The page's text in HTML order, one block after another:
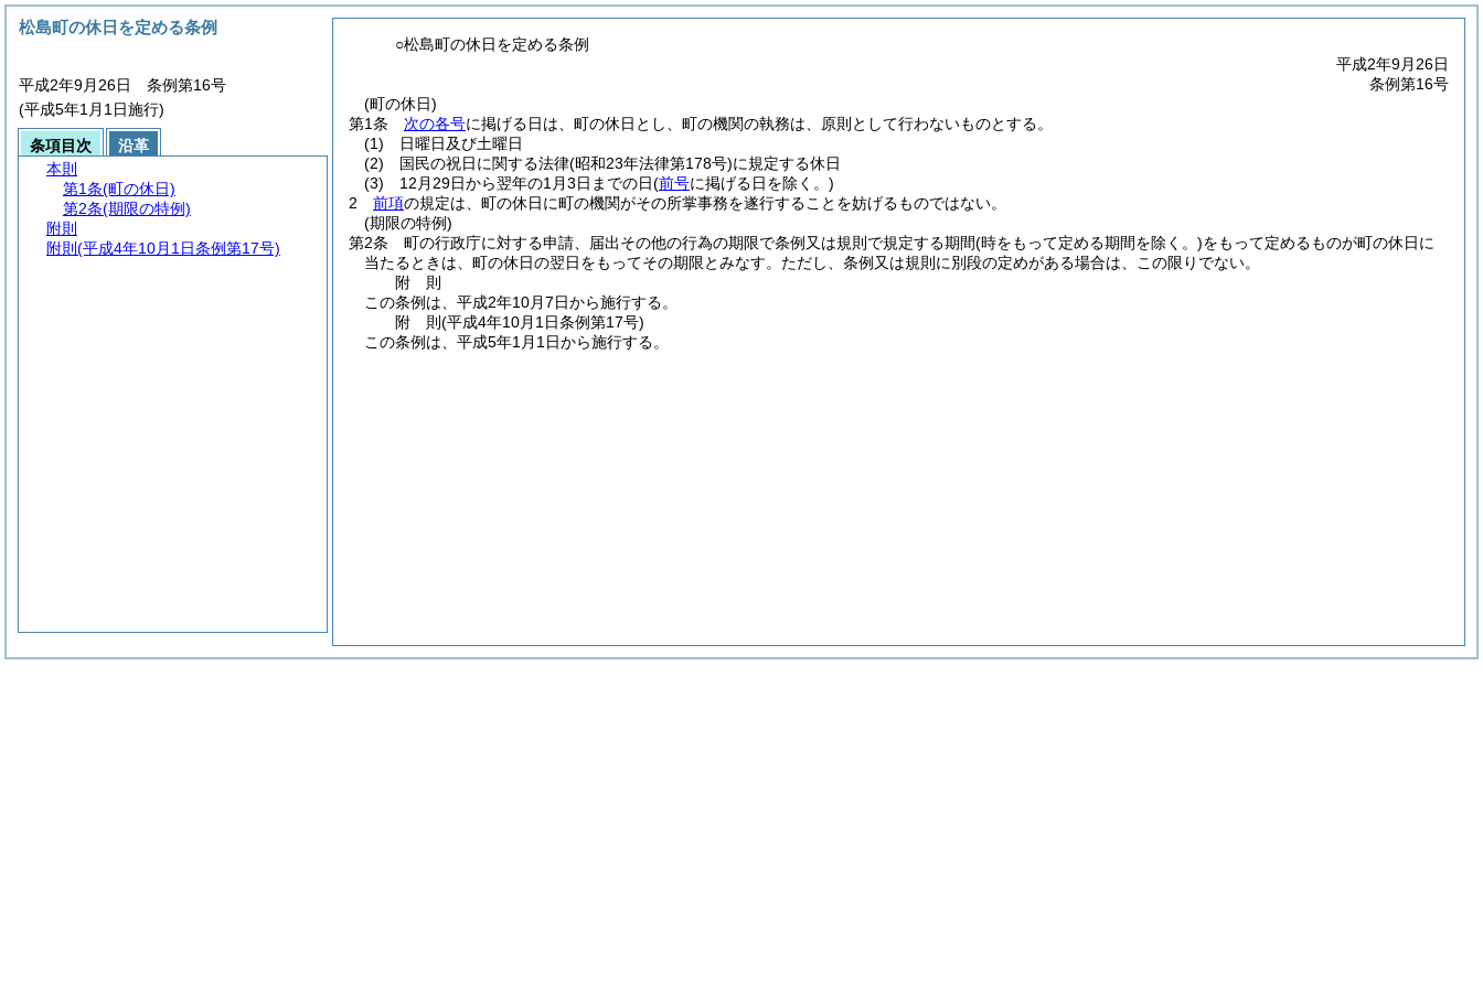
○松島町の休日を定める条例
平成2年9月26日
条例第16号
(町の休日)
第1条
次の各号に掲げる日は、町の休日とし、町の機関の執務は、原則として行わないものとする。
(1)
日曜日及び土曜日
(2)
国民の祝日に関する法律(昭和23年法律第178号)に規定する休日
(3)
12月29日から翌年の1月3日までの日(前号に掲げる日を除く。)
2
前項の規定は、町の休日に町の機関がその所掌事務を遂行することを妨げるものではない。
(期限の特例)
第2条
町の行政庁に対する申請、届出その他の行為の期限で条例又は規則で規定する期間(時をもって定める期間を除く。)をもって定めるものが町の休日に
当たるときは、町の休日の翌日をもってその期限とみなす。 ただし、条例又は規則に別段の定めがある場合は、この限りでない。
附 則
この条例は、平成2年10月7日から施行する。
附 則(平成4年10月1日条例第17号)
この条例は、平成5年1月1日から施行する。
松島町の休日を定める条例
平成2年9月26日 条例第16号
(平成5年1月1日施行)
条項目次
沿革
本則
第1条(町の休日)
第2条(期限の特例)
附則
附則 (平成4年10月1日条例第17号)